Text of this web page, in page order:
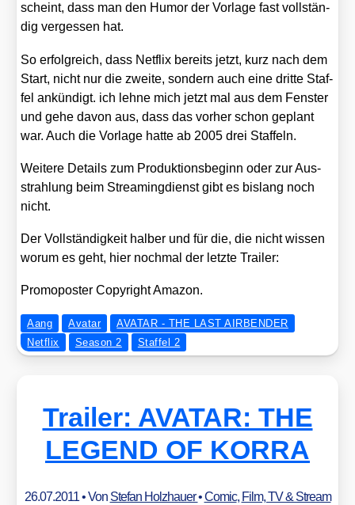
scheint, dass man den Humor der Vor­la­ge fast voll­stän­
dig ver­ges­sen hat.
So erfolg­reich, dass Net­flix bereits jetzt, kurz nach dem
Start, nicht nur die zwei­te, son­dern auch eine drit­te Staf­
fel ankün­digt. ich leh­ne mich jetzt mal aus dem Fens­ter
und gehe davon aus, dass das vor­her schon geplant
war. Auch die Vor­la­ge hat­te ab 2005 drei Staf­feln.
Wei­te­re Details zum Pro­duk­ti­ons­be­ginn oder zur Aus­
strah­lung beim Strea­ming­dienst gibt es bis­lang noch
nicht.
Der Voll­stän­dig­keit hal­ber und für die, die nicht wis­sen
wor­um es geht, hier noch­mal der letz­te Trai­ler:
Pro­mo­pos­ter Copy­right Ama­zon.
Aang Avatar
AVATAR - THE LAST AIRBENDER
Netflix
Season 2 Staffel 2
Trailer: AVATAR: THE
LEGEND OF KORRA
26.07.2011• Von Stefan Holzhauer•Comic, Film, TV & Stream